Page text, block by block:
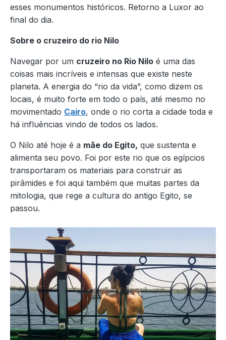
esses monumentos históricos. Retorno a Luxor ao
final do dia.
Sobre o cruzeiro do rio Nilo
Navegar por um cruzeiro no Rio Nilo é uma das
coisas mais incríveis e intensas que existe neste
planeta. A energia do “rio da vida”, como dizem os
locais, é muito forte em todo o país, até mesmo no
movimentado Cairo, onde o rio corta a cidade toda e
há influências vindo de todos os lados.
O Nilo até hoje é a mãe do Egito, que sustenta e
alimenta seu povo. Foi por este rio que os egípcios
transportaram os materiais para construir as
pirâmides e foi aqui também que muitas partes da
mitologia, que rege a cultura do antigo Egito, se
passou.